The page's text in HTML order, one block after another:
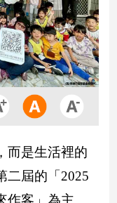
而是生活裡的
二屆的「2025
作客」為主